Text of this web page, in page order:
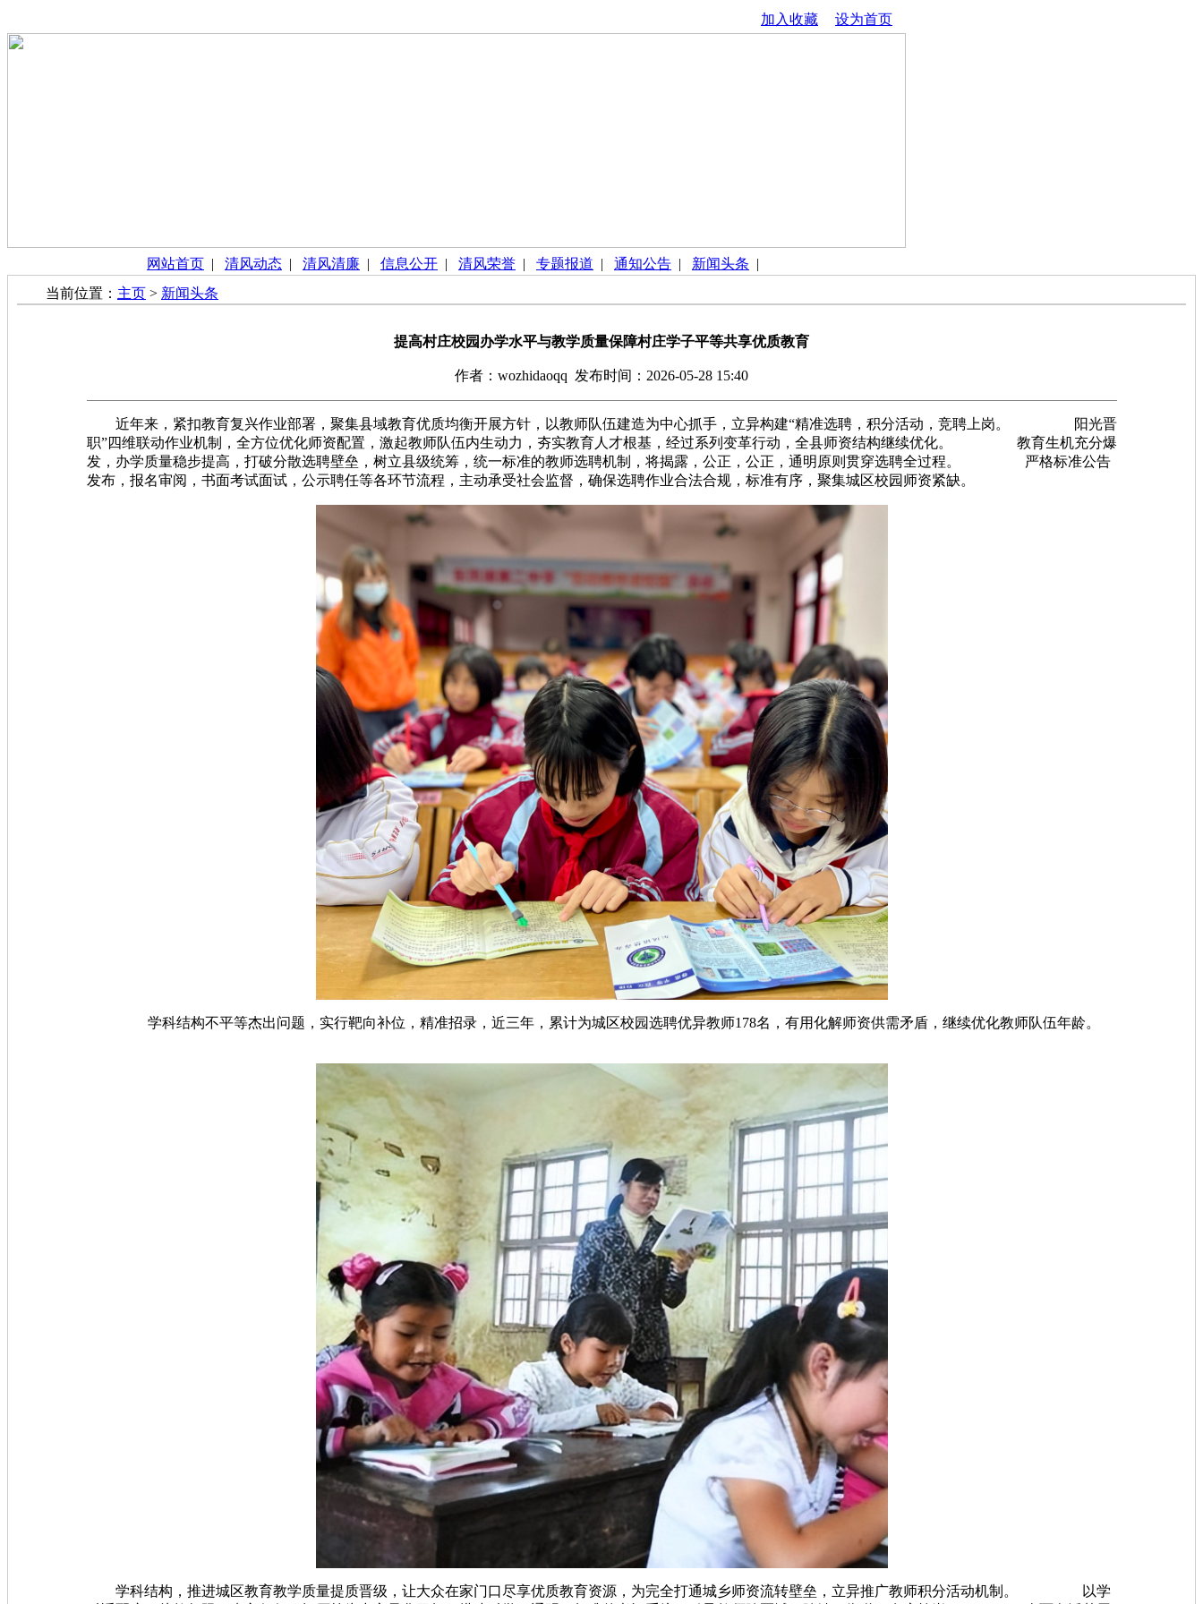
加入收藏 设为首页
网站首页 | 清风动态 | 清风清廉 | 信息公开 | 清风荣誉 | 专题报道 | 通知公告 | 新闻头条 |
当前位置： 主页 > 新闻头条
提高村庄校园办学水平与教学质量保障村庄学子平等共享优质教育
作者：wozhidaoqq 发布时间：2026-05-28 15:40
近年来，紧扣教育复兴作业部署，聚集县域教育优质均衡开展方针，以教师队伍建造为中心抓手，立异构建“精准选聘，积分活动，竞聘上岗。 阳光晋
职”四维联动作业机制，全方位优化师资配置，激起教师队伍内生动力，夯实教育人才根基，经过系列变革行动，全县师资结构继续优化。 教育生机充分爆
发，办学质量稳步提高，打破分散选聘壁垒，树立县级统筹，统一标准的教师选聘机制，将揭露，公正，公正，通明原则贯穿选聘全过程。 严格标准公告
发布，报名审阅，书面考试面试，公示聘任等各环节流程，主动承受社会监督，确保选聘作业合法合规，标准有序，聚集城区校园师资紧缺。
学科结构不平等杰出问题，实行靶向补位，精准招录，近三年，累计为城区校园选聘优异教师178名，有用化解师资供需矛盾，继续优化教师队伍年龄。
学科结构，推进城区教育教学质量提质晋级，让大众在家门口尽享优质教育资源，为完全打通城乡师资流转壁垒，立异推广教师积分活动机制。 以学